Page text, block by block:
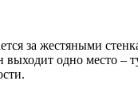
за жестяными
одно место –